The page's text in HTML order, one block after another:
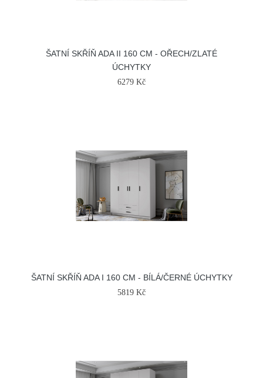
ŠATNÍ SKŘÍŇ ADA II 160 CM - OŘECH/ZLATÉ
ÚCHYTKY
6279 Kč
ŠATNÍ SKŘÍŇ ADA I 160 CM - BÍLÁ/ČERNÉ ÚCHYTKY
5819 Kč